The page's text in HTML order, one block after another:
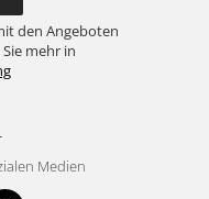
den Angeboten
mehr in
Medien